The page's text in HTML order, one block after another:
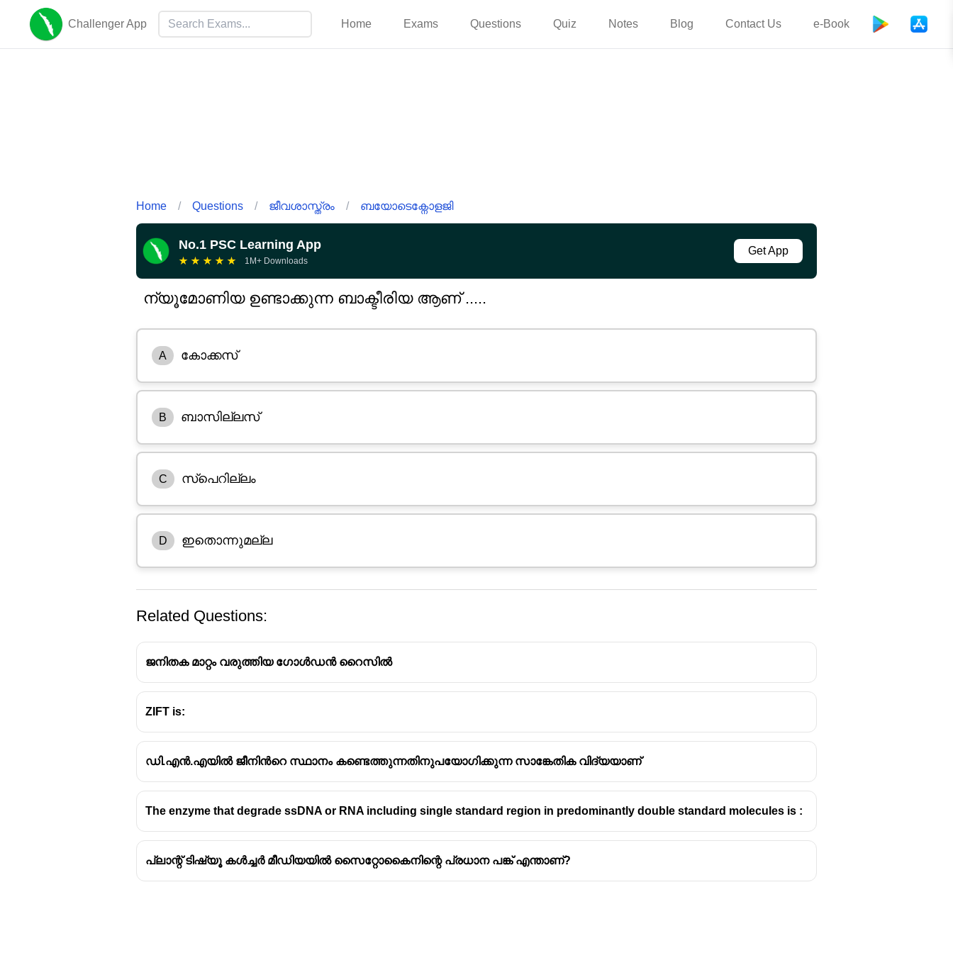
Challenger App Home Exams Questions Quiz Notes Blog Contact Us e-Book
Home / Questions / ജീവശാസ്ത്രം / ബയോടെക്നോളജി
No.1 PSC Learning App
★ ★ ★ ★ ★ 1M+ Downloads
Get App
ന്യൂമോണിയ ഉണ്ടാക്കുന്ന ബാക്ടീരിയ ആണ് .....
A കോക്കസ്
B ബാസില്ലസ്
C സ്പെറില്ലം
D ഇതൊന്നുമല്ല
Related Questions:
ജനിതക മാറ്റം വരുത്തിയ ഗോൾഡൻ റൈസിൽ
ZIFT is:
ഡി.എൻ.എയിൽ ജീനിൻറെ സ്ഥാനം കണ്ടെത്തുന്നതിനുപയോഗിക്കുന്ന സാങ്കേതിക വിദ്യയാണ്
The enzyme that degrade ssDNA or RNA including single standard region in predominantly double standard molecules is :
പ്ലാന്റ് ടിഷ്യൂ കൾച്ചർ മീഡിയയിൽ സൈറ്റോകൈനിന്റെ പ്രധാന പങ്ക് എന്താണ്?